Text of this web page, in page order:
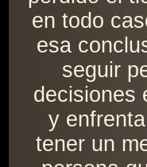
en todo
esa
seguir
decisiones
y
tener un